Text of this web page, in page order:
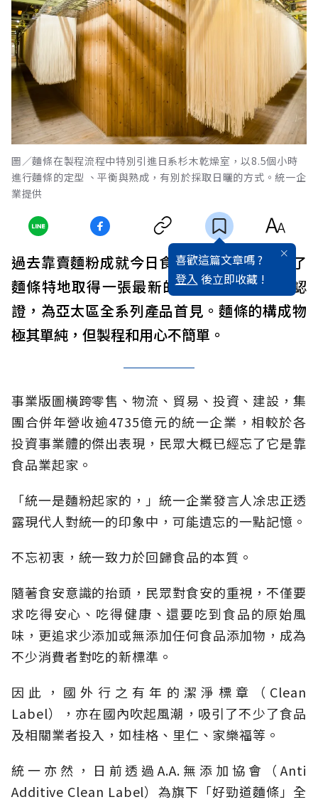
圖／麵條在製程流程中特別引進日系杉木乾燥室，以8.5個小時
進行麵條的定型 、平衡與熟成，有別於採取日曬的方式。統一企
業提供
喜歡這篇文章嗎 ?
登入 後立即收藏 !
過去靠賣麵粉成就今日食品王國的統一，為了
麵條特地取得一張最新的「100％無添加」認
證，為亞太區全系列產品首見。麵條的構成物
極其單純，但製程和用心不簡單。
事業版圖橫跨零售、物流、貿易、投資、建設，集
團合併年營收逾4735億元的統一企業，相較於各
投資事業體的傑出表現，民眾大概已經忘了它是靠
食品業起家。
「統一是麵粉起家的，」統一企業發言人凃忠正透
露現代人對統一的印象中，可能遺忘的一點記憶。
不忘初衷，統一致力於回歸食品的本質。
隨著食安意識的抬頭，民眾對食安的重視，不僅要
求吃得安心、吃得健康、還要吃到食品的原始風
味，更追求少添加或無添加任何食品添加物，成為
不少消費者對吃的新標準。
因此，國外行之有年的潔淨標章（Clean
Label），亦在國內吹起風潮，吸引了不少了食品
及相關業者投入，如桂格、里仁、家樂福等。
統一亦然，日前透過A.A.無添加協會（Anti
Additive Clean Label）為旗下「好勁道麵條」全